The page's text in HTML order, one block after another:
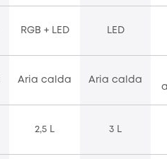
RGB + LED LED
Aria calda
Aria calda
2,5 L 3 L